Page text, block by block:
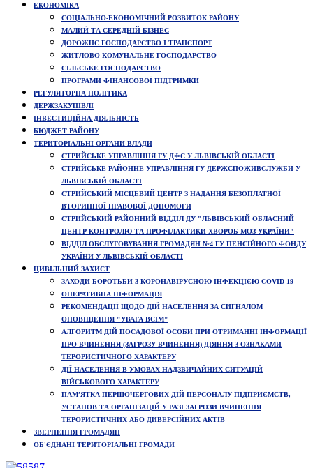
ЕКОНОМІКА
СОЦІАЛЬНО-ЕКОНОМІЧНИЙ РОЗВИТОК РАЙОНУ
МАЛИЙ ТА СЕРЕДНІЙ БІЗНЕС
ДОРОЖНЄ ГОСПОДАРСТВО І ТРАНСПОРТ
ЖИТЛОВО-КОМУНАЛЬНЕ ГОСПОДАРСТВО
СІЛЬСЬКЕ ГОСПОДАРСТВО
ПРОГРАМИ ФІНАНСОВОЇ ПІДТРИМКИ
РЕГУЛЯТОРНА ПОЛІТИКА
ДЕРЖЗАКУПІВЛІ
ІНВЕСТИЦІЙНА ДІЯЛЬНІСТЬ
БЮДЖЕТ РАЙОНУ
ТЕРИТОРІАЛЬНІ ОРГАНИ ВЛАДИ
СТРИЙСЬКЕ УПРАВЛІННЯ ГУ ДФС У ЛЬВІВСЬКІЙ ОБЛАСТІ
СТРИЙСЬКЕ РАЙОННЕ УПРАВЛІННЯ ГУ ДЕРЖСПОЖИВСЛУЖБИ У
ЛЬВІВСЬКІЙ ОБЛАСТІ
СТРИЙСЬКИЙ МІСЦЕВИЙ ЦЕНТР З НАДАННЯ БЕЗОПЛАТНОЇ
ВТОРИННОЇ ПРАВОВОЇ ДОПОМОГИ
СТРИЙСЬКИЙ РАЙОННИЙ ВІДДІЛ ДУ "ЛЬВІВСЬКИЙ ОБЛАСНИЙ
ЦЕНТР КОНТРОЛЮ ТА ПРОФІЛАКТИКИ ХВОРОБ МОЗ УКРАЇНИ"
ВІДДІЛ ОБСЛУГОВУВАННЯ ГРОМАДЯН №4 ГУ ПЕНСІЙНОГО ФОНДУ
УКРАЇНИ У ЛЬВІВСЬКІЙ ОБЛАСТІ
ЦИВІЛЬНИЙ ЗАХИСТ
ЗАХОДИ БОРОТЬБИ З КОРОНАВІРУСНОЮ ІНФЕКЦІЄЮ COVID-19
ОПЕРАТИВНА ІНФОРМАЦІЯ
РЕКОМЕНДАЦІЇ ЩОДО ДІЙ НАСЕЛЕННЯ ЗА СИГНАЛОМ
ОПОВІЩЕННЯ "УВАГА ВСІМ"
АЛГОРИТМ ДІЙ ПОСАДОВОЇ ОСОБИ ПРИ ОТРИМАННІ ІНФОРМАЦІЇ
ПРО ВЧИНЕННЯ (ЗАГРОЗУ ВЧИНЕННЯ) ДІЯННЯ З ОЗНАКАМИ
ТЕРОРИСТИЧНОГО ХАРАКТЕРУ
ДІЇ НАСЕЛЕННЯ В УМОВАХ НАДЗВИЧАЙНИХ СИТУАЦІЙ
ВІЙСЬКОВОГО ХАРАКТЕРУ
ПАМ’ЯТКА ПЕРШОЧЕРГОВИХ ДІЙ ПЕРСОНАЛУ ПІДПРИЄМСТВ,
УСТАНОВ ТА ОРГАНІЗАЦІЙ У РАЗІ ЗАГРОЗИ ВЧИНЕННЯ
ТЕРОРИСТИЧНИХ АБО ДИВЕРСІЙНИХ АКТІВ
ЗВЕРНЕННЯ ГРОМАДЯН
ОБ'ЄДНАНІ ТЕРИТОРІАЛЬНІ ГРОМАДИ